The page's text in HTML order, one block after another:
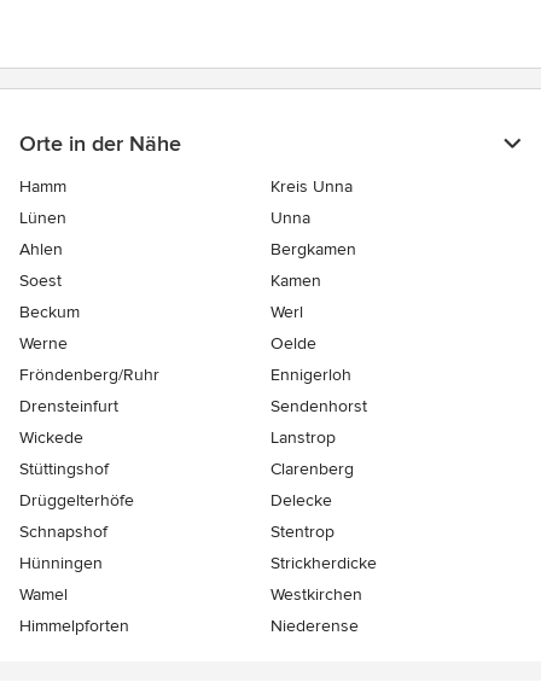
Orte in der Nähe
Hamm
Kreis Unna
Lünen
Unna
Ahlen
Bergkamen
Soest
Kamen
Beckum
Werl
Werne
Oelde
Fröndenberg/Ruhr
Ennigerloh
Drensteinfurt
Sendenhorst
Wickede
Lanstrop
Stüttingshof
Clarenberg
Drüggelterhöfe
Delecke
Schnapshof
Stentrop
Hünningen
Strickherdicke
Wamel
Westkirchen
Himmelpforten
Niederense